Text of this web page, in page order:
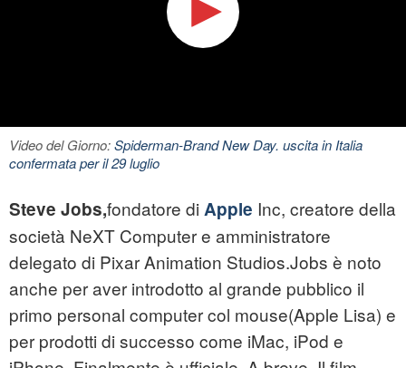
Video del Giorno:Spiderman-Brand New Day. uscita in Italia
confermata per il 29 luglio
Steve Jobs,fondatore di Apple Inc, creatore della
società NeXT Computer e amministratore
delegato di Pixar Animation Studios.Jobs è noto
anche per aver introdotto al grande pubblico il
primo personal computer col mouse(Apple Lisa) e
per prodotti di successo come iMac, iPod e